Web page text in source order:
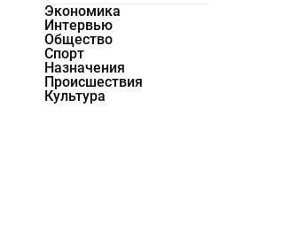
Экономика
Интервью
Общество
Спорт
Назначения
Происшествия
Культура